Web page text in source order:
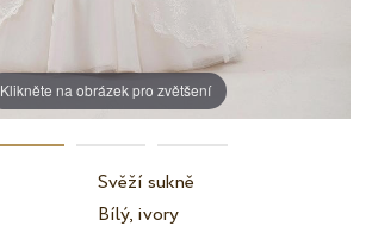
Klikněte na obrázek pro zvětšení
Svěží sukně
Bílý, ivory